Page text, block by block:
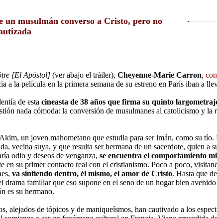
un musulmán converso a Cristo, pero no
[El Apóstol] (ver abajo el tráiler), Cheyenne-Marie Carron,
a la película en la primera semana de su estreno en París iban a
de esta cineasta de 38 años que firma su quinto
nada cómoda: la conversión de musulmanes al catolicismo y la
un joven mahometano que estudia para ser imán, como su tío.
vecina suya, y que resulta ser hermana de un sacerdote, quien a
odio y deseos de venganza, se encuentra el comportamiento
en su primer contacto real con el cristianismo. Poco a poco,
va sintiendo dentro, él mismo, el amor de Cristo. Hasta que
familiar que eso supone en el seno de un hogar bien
es su hermano.
alejados de tópicos y de maniqueísmos, han cautivado a los